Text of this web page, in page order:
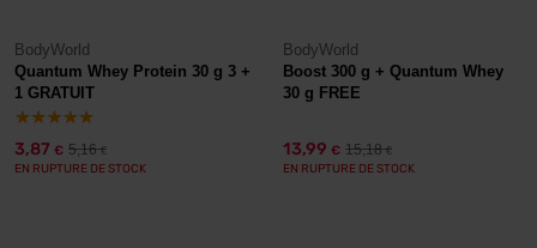
BodyWorld
Quantum Whey Protein 30 g 3 +
1 GRATUIT
3,87 € 5,16€
EN RUPTURE DE STOCK
BodyWorld
Boost 300 g + Quantum Whey
30 g FREE
13,99 € 15,18€
EN RUPTURE DE STOCK